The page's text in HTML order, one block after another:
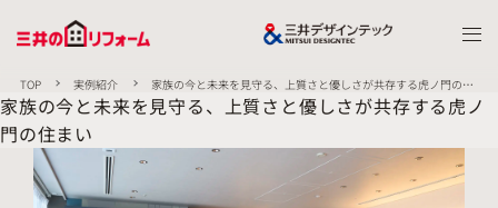
TOP 実例紹介
家族の今と未来を見守る、上質さと優しさが共存する虎ノ門の住
まい
家族の今と未来を見守る、上質さと優しさが共存する虎ノ
門の住まい